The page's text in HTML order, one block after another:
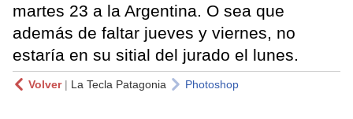
martes 23 a la Argentina. O sea que
además de faltar jueves y viernes, no
estaría en su sitial del jurado el lunes.
Volver| La Tecla Patagonia Photoshop